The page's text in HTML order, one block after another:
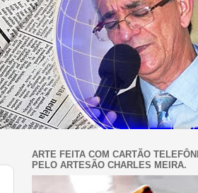
ARTE FEITA COM CARTÃO
PELO ARTESÃO CHARLES MEIRA.